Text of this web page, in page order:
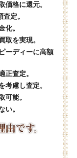
価格に還元。
定。
化。
取を実現。
ーディーに高額
正査定。
考慮し査定。
可能。
い。